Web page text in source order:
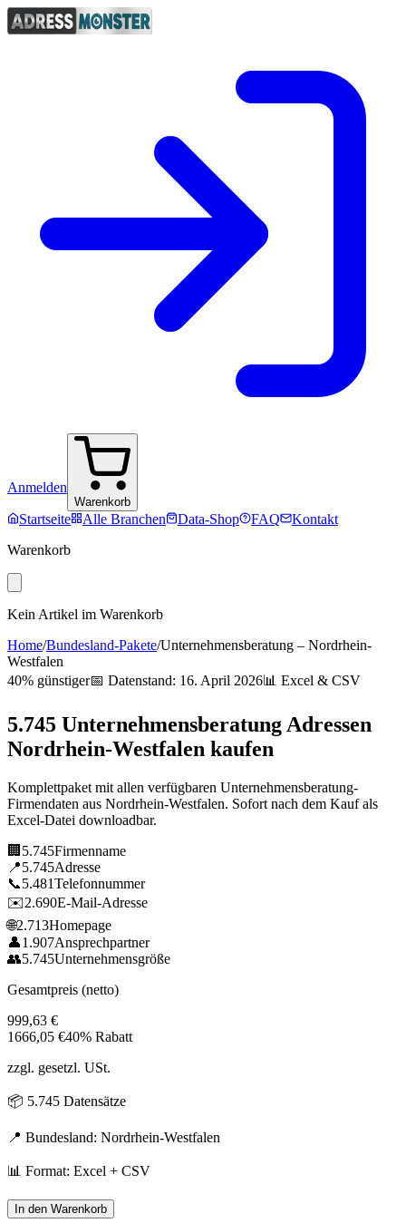
Anmelden
Warenkorb
Startseite Alle Branchen Data-Shop FAQ
Kontakt
Warenkorb
Kein Artikel im Warenkorb
Home/Bundesland-Pakete/Unternehmensberatung – Nordrhein-
Westfalen
40% günstiger📅 Datenstand: 16. April 2026📊 Excel & CSV
5.745 Unternehmensberatung Adressen
Nordrhein-Westfalen kaufen
Komplettpaket mit allen verfügbaren Unternehmensberatung-
Firmendaten aus Nordrhein-Westfalen. Sofort nach dem Kauf als
Excel-Datei downloadbar.
🏢 5.745Firmenname
📍5.745Adresse
📞5.481Telefonnummer
✉️2.690E-Mail-Adresse
🌐2.713Homepage
👤1.907Ansprechpartner
👥5.745Unternehmensgröße
Gesamtpreis (netto)
999,63 €
1666,05 €40% Rabatt
zzgl. gesetzl. USt.
📦 5.745 Datensätze
📍 Bundesland: Nordrhein-Westfalen
📊 Format: Excel + CSV
In den Warenkorb